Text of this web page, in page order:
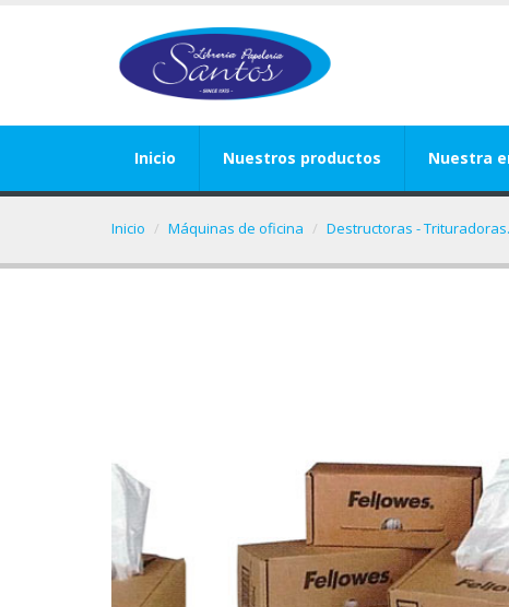
Inicio Nuestros productos Nuestra
Inicio Máquinas de oficina Destructoras -